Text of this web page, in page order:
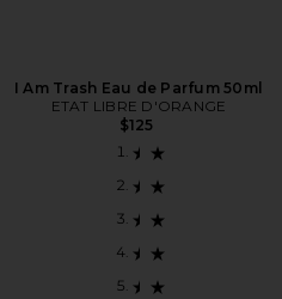
I Am Trash Eau de Parfum 50ml
ETAT LIBRE D'ORANGE
$125